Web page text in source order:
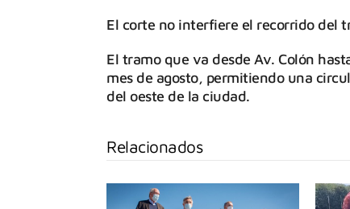
El corte no interfiere el recorrido del
El tramo que va desde Av. Colón
mes de agosto, permitiendo una
del oeste de la ciudad.
Relacionados